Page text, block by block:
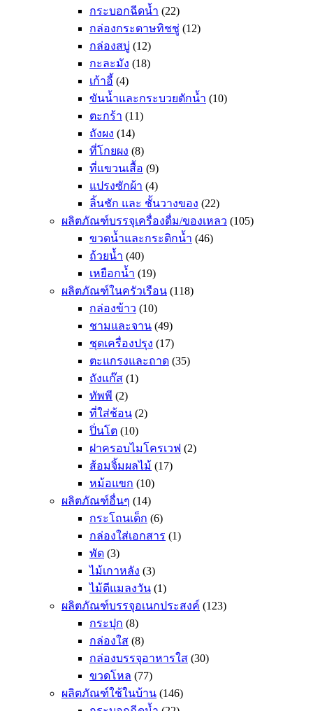
กระบอกฉีดน้ำ (22)
กล่องกระดาษทิชชู่ (12)
กล่องสบู่ (12)
กะละมัง (18)
เก้าอี้ (4)
ขันน้ำและกระบวยตักน้ำ (10)
ตะกร้า (11)
ถังผง (14)
ที่โกยผง (8)
ที่แขวนเสื้อ (9)
แปรงซักผ้า (4)
ลิ้นชัก และ ชั้นวางของ (22)
ผลิตภัณฑ์บรรจุเครื่องดื่ม/ของเหลว (105)
ขวดน้ำและกระติกน้ำ (46)
ถ้วยน้ำ (40)
เหยือกน้ำ (19)
ผลิตภัณฑ์ในครัวเรือน (118)
กล่องข้าว (10)
ชามและจาน (49)
ชุดเครื่องปรุง (17)
ตะแกรงและถาด (35)
ถังแก๊ส (1)
ทัพพี (2)
ที่ใส่ช้อน (2)
ปิ่นโต (10)
ฝาครอบไมโครเวฟ (2)
ส้อมจิ้มผลไม้ (17)
หม้อแขก (10)
ผลิตภัณฑ์อื่นๆ (14)
กระโถนเด็ก (6)
กล่องใส่เอกสาร (1)
พัด (3)
ไม้เกาหลัง (3)
ไม้ตีแมลงวัน (1)
ผลิตภัณฑ์บรรจุอเนกประสงค์ (123)
กระปุก (8)
กล่องใส (8)
กล่องบรรจุอาหารใส (30)
ขวดโหล (77)
ผลิตภัณฑ์ใช้ในบ้าน (146)